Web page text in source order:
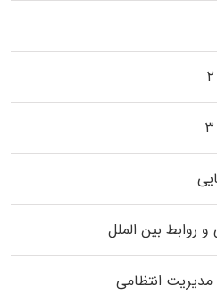
روابط بین الملل
انتظامی